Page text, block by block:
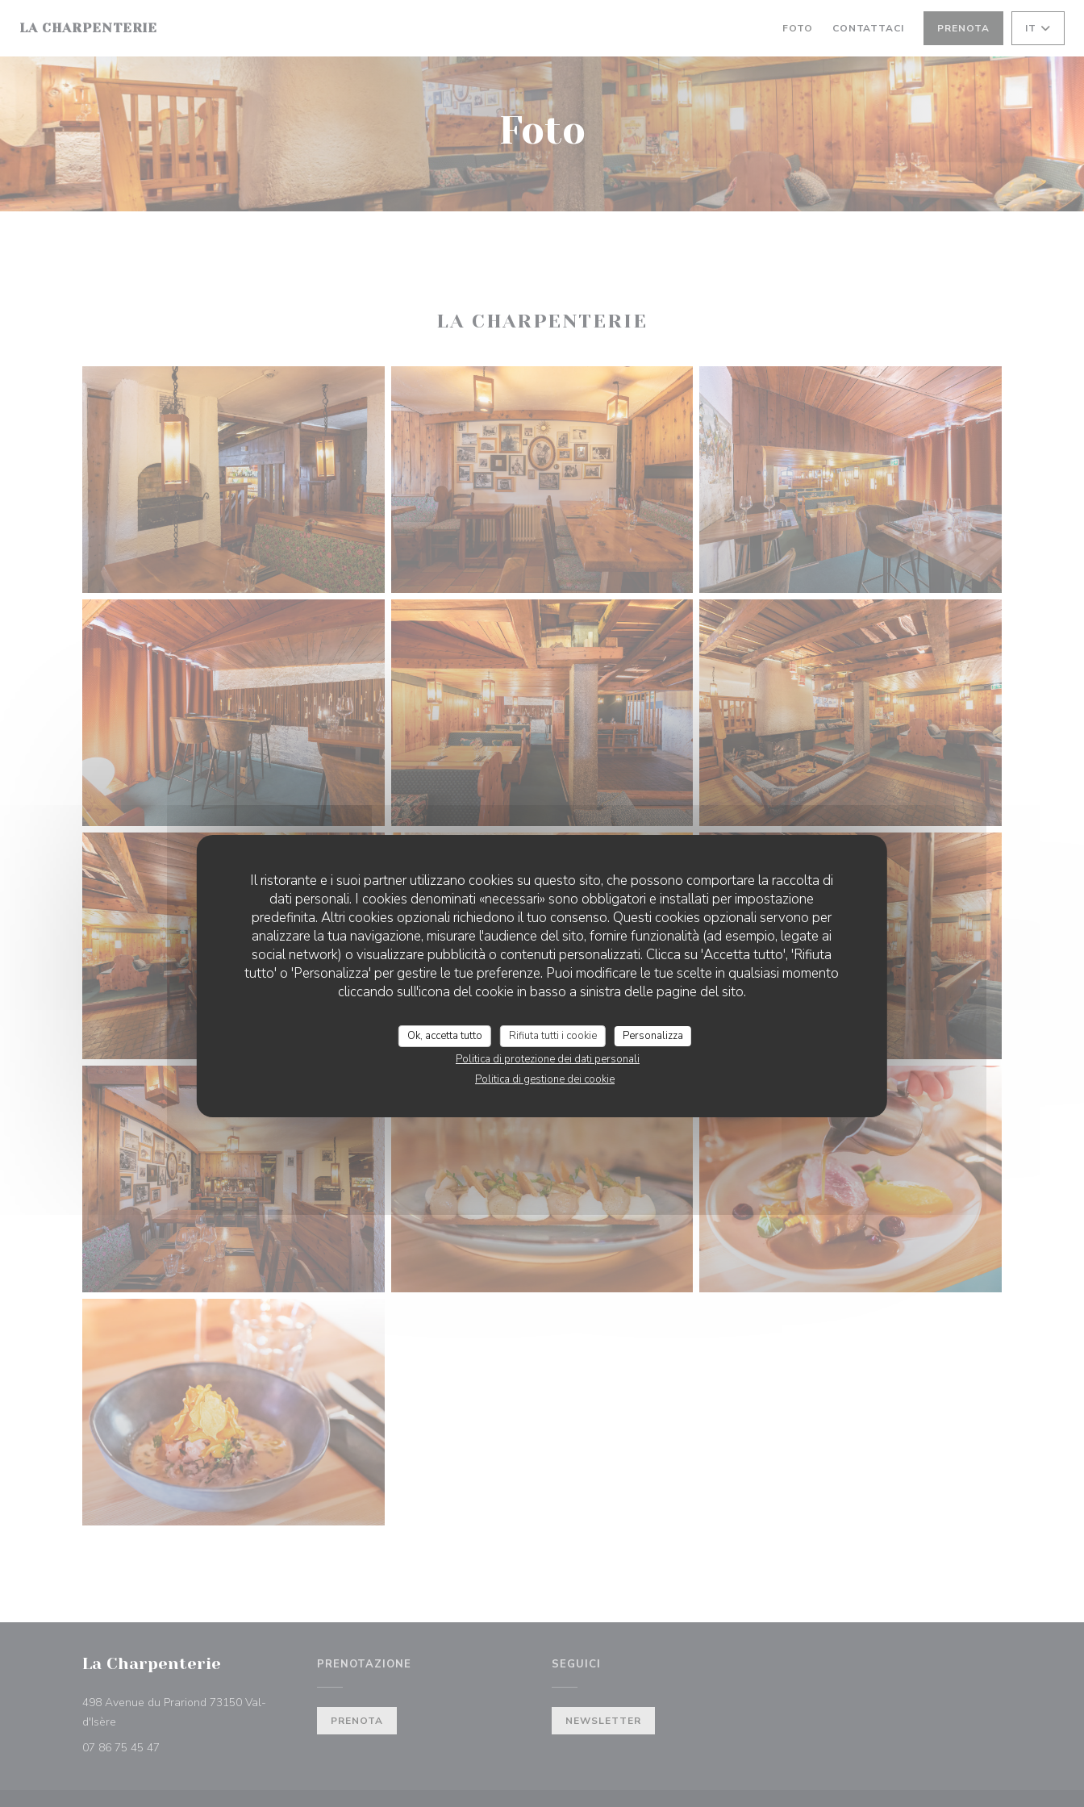
Il ristorante e i suoi partner utilizzano cookies su questo sito, che possono comportare la raccolta di
dati personali. I cookies denominati «necessari» sono obbligatori e installati per impostazione
predefinita. Altri cookies opzionali richiedono il tuo consenso. Questi cookies opzionali servono per
analizzare la tua navigazione, misurare l'audience del sito, fornire funzionalità (ad esempio, legate ai
social network) o visualizzare pubblicità o contenuti personalizzati. Clicca su 'Accetta tutto', 'Rifiuta
tutto' o 'Personalizza' per gestire le tue preferenze. Puoi modificare le tue scelte in qualsiasi momento
cliccando sull'icona del cookie in basso a sinistra delle pagine del sito.
Ok, accetta tutto Rifiuta tutti i cookie
Personalizza
Politica di protezione dei dati personali
Politica di gestione dei cookie
LA CHARPENTERIE FOTO CONTATTACI PRENOTA IT
Foto
LA CHARPENTERIE
La Charpenterie
498 Avenue du Prariond 73150 Val-
d'Isère
07 86 75 45 47
PRENOTAZIONE
PRENOTA
SEGUICI
NEWSLETTER
LA CHARPENTERIE